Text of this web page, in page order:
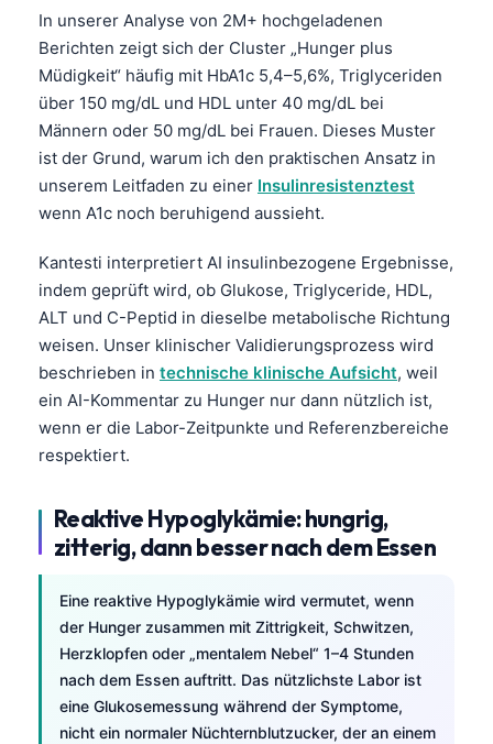
In unserer Analyse von 2M+ hochgeladenen
Berichten zeigt sich der Cluster „Hunger plus
Müdigkeit“ häufig mit HbA1c 5,4–5,6%, Triglyceriden
über 150 mg/dL und HDL unter 40 mg/dL bei
Männern oder 50 mg/dL bei Frauen. Dieses Muster
ist der Grund, warum ich den praktischen Ansatz in
unserem Leitfaden zu einer Insulinresistenztest
wenn A1c noch beruhigend aussieht.
Kantesti interpretiert AI insulinbezogene Ergebnisse,
indem geprüft wird, ob Glukose, Triglyceride, HDL,
ALT und C-Peptid in dieselbe metabolische Richtung
weisen. Unser klinischer Validierungsprozess wird
beschrieben in technische klinische Aufsicht, weil
ein AI-Kommentar zu Hunger nur dann nützlich ist,
wenn er die Labor-Zeitpunkte und Referenzbereiche
respektiert.
Reaktive Hypoglykämie: hungrig,
zitterig, dann besser nach dem Essen
Eine reaktive Hypoglykämie wird vermutet, wenn
der Hunger zusammen mit Zittrigkeit, Schwitzen,
Herzklopfen oder „mentalem Nebel“ 1–4 Stunden
nach dem Essen auftritt. Das nützlichste Labor ist
eine Glukosemessung während der Symptome,
nicht ein normaler Nüchternblutzucker, der an einem